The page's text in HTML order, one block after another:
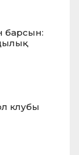
барсын:
клубы